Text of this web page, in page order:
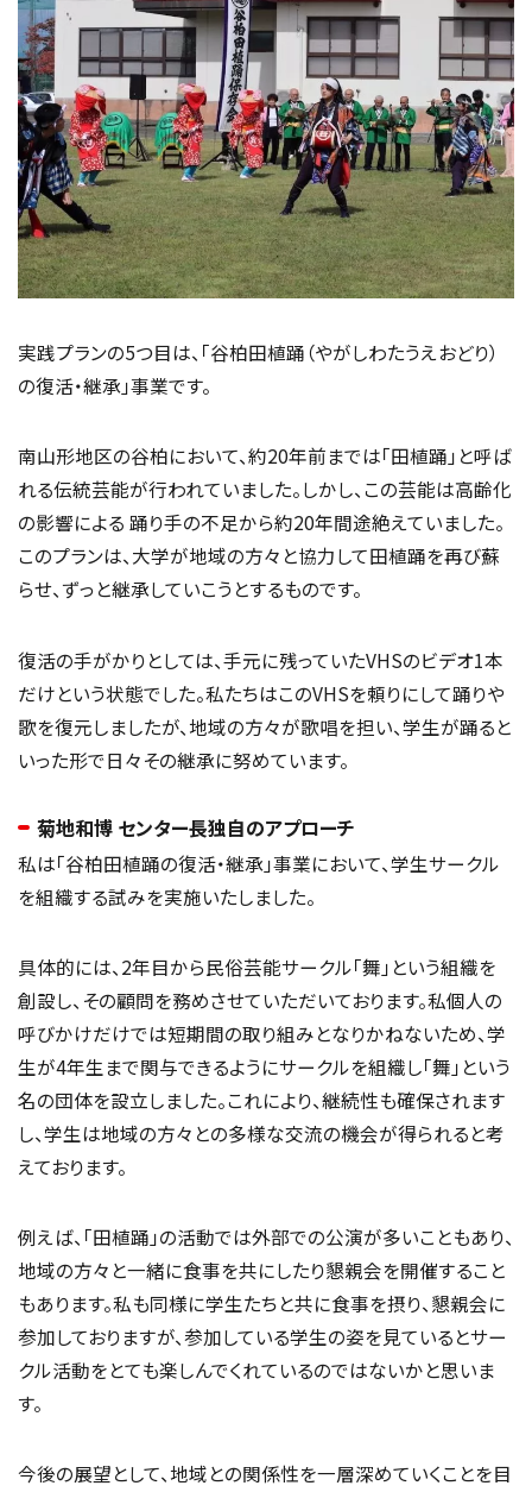
実践プランの5つ目は、「谷柏田植踊（やがしわたうえおどり）
の復活・継承」事業です。
南山形地区の谷柏において、約20年前までは「田植踊」と呼ば
れる伝統芸能が行われていました。しかし、この芸能は高齢化
の影響による 踊り手の不足から約20年間途絶えていました。
このプランは、大学が地域の方々と協力して田植踊を再び蘇
らせ、ずっと継承していこうとするものです。
復活の手がかりとしては、手元に残っていたVHSのビデオ1本
だけという状態でした。私たちはこのVHSを頼りにして踊りや
歌を復元しましたが、地域の方々が歌唱を担い、学生が踊ると
いった形で日々その継承に努めています。
菊地和博 センター長独自のアプローチ
私は「谷柏田植踊の復活・継承」事業において、学生サークル
を組織する試みを実施いたしました。
具体的には、2年目から民俗芸能サークル「舞」という組織を
創設し、その顧問を務めさせていただいております。私個人の
呼びかけだけでは短期間の取り組みとなりかねないため、学
生が4年生まで関与できるようにサークルを組織し「舞」という
名の団体を設立しました。これにより、継続性も確保されます
し、学生は地域の方々との多様な交流の機会が得られると考
えております。
例えば、「田植踊」の活動では外部での公演が多いこともあり、
地域の方々と一緒に食事を共にしたり懇親会を開催すること
もあります。私も同様に学生たちと共に食事を摂り、懇親会に
参加しておりますが、参加している学生の姿を見ているとサー
クル活動をとても楽しんでくれているのではないかと思いま
す。
今後の展望として、地域との関係性を一層深めていくことを目